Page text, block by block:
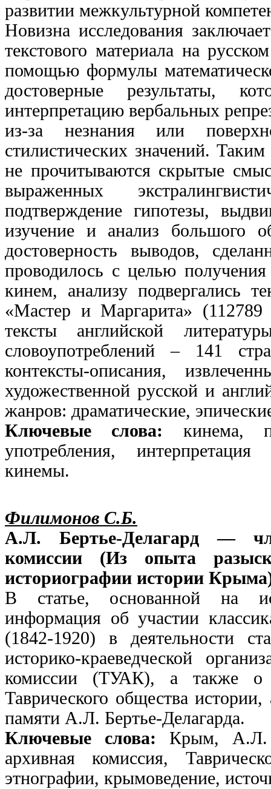
развитии межкультурной
Новизна исследования
текстового материала на
помощью формулы
достоверные результаты,
интерпретацию вербальных
из-за незнания или
стилистических значений.
не прочитываются скрытые
выраженных
подтверждение гипотезы,
изучение и анализ большого
достоверность выводов,
проводилось с целью
кинем, анализу подвергались
«Мастер и Маргарита»
тексты английской
словоупотреблений – 141
контексты-описания,
художественной русской и
жанров: драматические,
Ключевые слова: кинема,
употребления,
кинемы.
Филимонов С.Б.
А.Л. Бертье-Делагард —
комиссии (Из опыта
историографии истории
В статье, основанной на
информация об участии
(1842-1920) в деятельности
историко-краеведческой
комиссии (ТУАК), а также о
Таврического общества
памяти А.Л. Бертье-Делагарда.
Ключевые слова: Крым, А.Л.
архивная комиссия,
этнографии, крымоведение,